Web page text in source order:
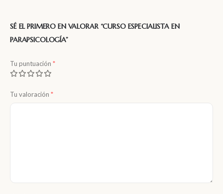
SÉ EL PRIMERO EN VALORAR “CURSO ESPECIALISTA EN
PARAPSICOLOGÍA”
Tu puntuación *
Tu valoración *